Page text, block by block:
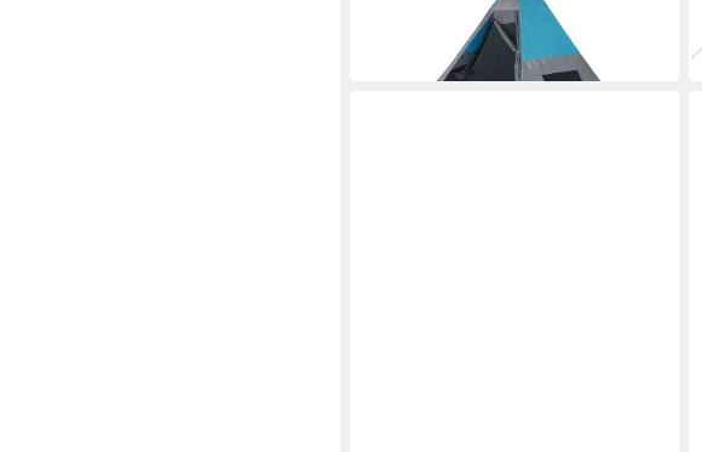
Personen Blau Wasserdicht
in 5-6 Werktagen bei dir